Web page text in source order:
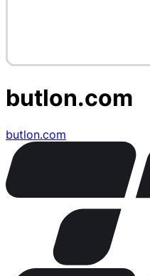
butlon.com
butlon.com